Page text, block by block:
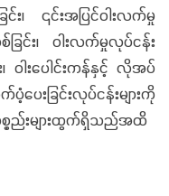
း၊ ၎င်းအပြင်ဝါးလက်မှု
ြင်း၊ ဝါးလက်မှုလုပ်ငန်း
ါးပေါင်းကန်နှင့် လိုအပ်
းခြင်းလုပ်ငန်းများကို
စည်းများထွက်ရှိသည်အထိ